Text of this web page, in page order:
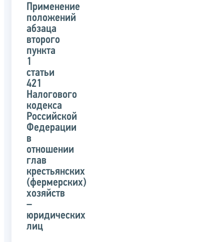
органом
указанного
письма
Применение
положений
абзаца
второго
пункта
1
статьи
421
Налогового
кодекса
Российской
Федерации
в
отношении
глав
крестьянских
(фермерских)
хозяйств
–
юридических
лиц